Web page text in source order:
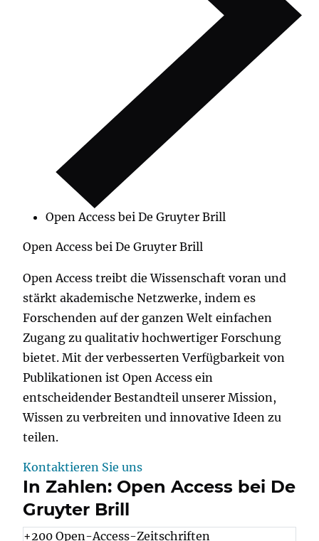
Open Access bei De Gruyter Brill
Open Access bei De Gruyter Brill
Open Access treibt die Wissenschaft voran und
stärkt akademische Netzwerke, indem es
Forschenden auf der ganzen Welt einfachen
Zugang zu qualitativ hochwertiger Forschung
bietet. Mit der verbesserten Verfügbarkeit von
Publikationen ist Open Access ein
entscheidender Bestandteil unserer Mission,
Wissen zu verbreiten und innovative Ideen zu
teilen.
Kontaktieren Sie uns
In Zahlen: Open Access bei De
Gruyter Brill
+200 Open-Access-Zeitschriften